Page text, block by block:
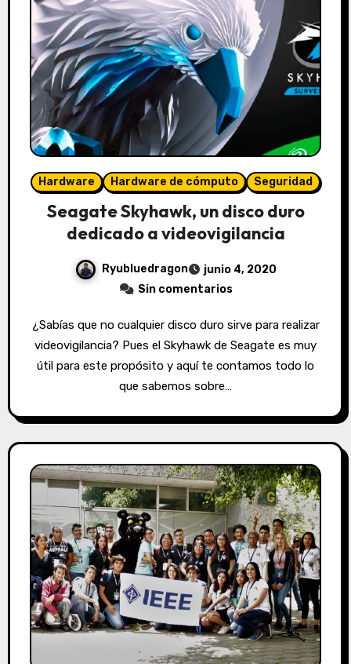
Hardware Hardware de cómputo Seguridad
Seagate Skyhawk, un disco duro
dedicado a videovigilancia
Ryubluedragon
junio 4, 2020
Sin comentarios
¿Sabías que no cualquier disco duro sirve para realizar
videovigilancia? Pues el Skyhawk de Seagate es muy
útil para este propósito y aquí te contamos todo lo
que sabemos sobre…